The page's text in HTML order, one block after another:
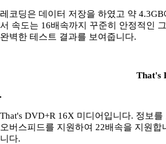
레코딩은 데이터 저장을 하였고 약
서 속도는 16배속까지 꾸준히 안정적인
완벽한 테스트 결과를 보여줍니다.
That's
That's DVD+R 16X 미디어입니다. 정보
오버스피드를 지원하여 22배속을 지원
니다.